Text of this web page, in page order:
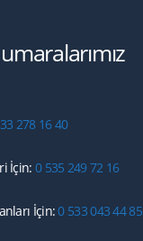
278 16 40
İçin: 0 535 249 72 16
İçin:0 533 043 44 85